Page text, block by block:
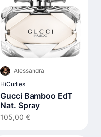
Alessandra
HiCurlies
Gucci Bamboo EdT
Nat. Spray
105,00 €